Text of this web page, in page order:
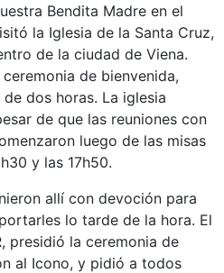
Bendita Madre en el
la Iglesia de la Santa Cruz,
de la ciudad de Viena.
de bienvenida,
dos horas. La iglesia
de que las reuniones con
luego de las misas
y las 17h50.
allí con devoción para
lo tarde de la hora. El
presidió la ceremonia de
al Icono, y pidió a todos